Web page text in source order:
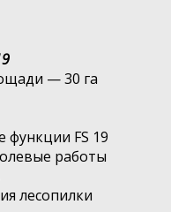
— 30 га
функции FS 19
работы
лесопилки